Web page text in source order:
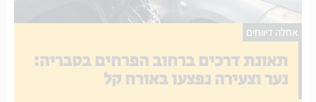
אחלה דיווחים
תאונת דרכים ברחוב הפרחים בטבריה:
נער וצעירה נפצעו באורח קל